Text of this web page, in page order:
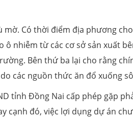
Có thời điểm địa phương
nhiễm từ các cơ sở sản xuất
Bên thứ ba lại cho rằng
các nguồn thức ăn đổ xuống
tỉnh Đồng Nai cấp phép gặp
cạnh đó, việc lợi dụng dự án